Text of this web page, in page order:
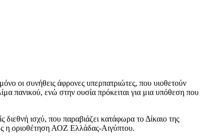
οι συνήθεις άφρονες υπερπατριώτες, που υιοθετούν
πανικού, ενώ στην ουσία πρόκειται για μια υπόθεση που
διεθνή ισχύ, που παραβιάζει κατάφωρα το Δίκαιο της
η οριοθέτηση ΑΟΖ Ελλάδας-Αιγύπτου.